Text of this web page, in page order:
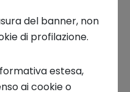
del banner, non
di profilazione.
estesa,
ai cookie o